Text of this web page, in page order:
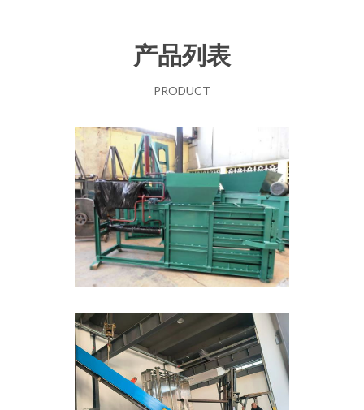
产品列表
PRODUCT